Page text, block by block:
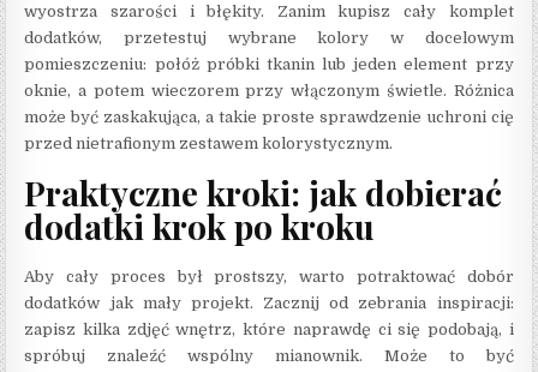
wyostrza szarości i błękity. Zanim kupisz cały komplet
dodatków, przetestuj wybrane kolory w docelowym
pomieszczeniu: połóż próbki tkanin lub jeden element przy
oknie, a potem wieczorem przy włączonym świetle. Różnica
może być zaskakująca, a takie proste sprawdzenie uchroni cię
przed nietrafionym zestawem kolorystycznym.
Praktyczne kroki: jak dobierać
dodatki krok po kroku
Aby cały proces był prostszy, warto potraktować dobór
dodatków jak mały projekt. Zacznij od zebrania inspiracji:
zapisz kilka zdjęć wnętrz, które naprawdę ci się podobają, i
spróbuj znaleźć wspólny mianownik. Może to być